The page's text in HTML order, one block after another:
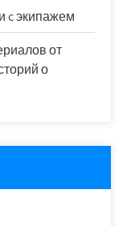
c экипажем
от
о